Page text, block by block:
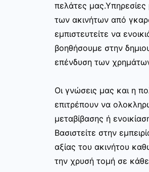
πελάτες
των ακινήτων από
εμπιστευτείτε να
βοηθήσουμε στην
επένδυση των
Οι γνώσεις μας και η
επιτρέπουν να
μεταβίβασης ή
Βασιστείτε στην
αξίας του ακινήτου
την χρυσή τομή σε